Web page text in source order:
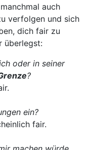
auch
verfolgen und sich
dich fair zu
überlegst:
oder in seiner
?
ein?
fair.